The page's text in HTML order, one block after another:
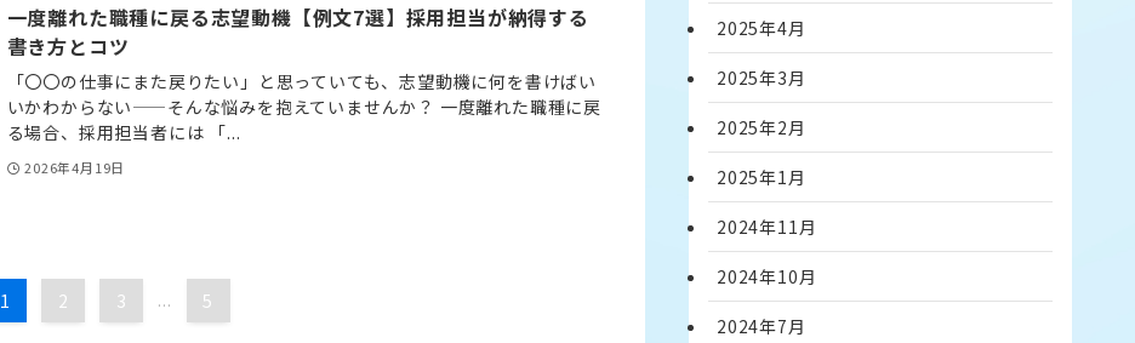
一度離れた職種に戻る志望動機【例文7選】採用担当が納得する
書き方とコツ
「〇〇の仕事にまた戻りたい」と思っていても、志望動機に何を書けばい
いかわからない——そんな悩みを抱えていませんか？ 一度離れた職種に戻
る場合、採用担当者には 「...
2026年4月19日
1 2 3 ... 5
2025年4月
2025年3月
2025年2月
2025年1月
2024年11月
2024年10月
2024年7月